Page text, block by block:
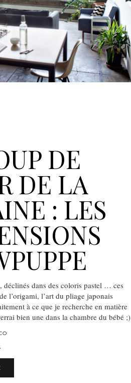
DE
DE LA
: LES
déclinés dans des coloris pastel … ces
l’origami, l’art du pliage japonais
à ce que je recherche en matière
bien une dans la chambre du bébé ;)